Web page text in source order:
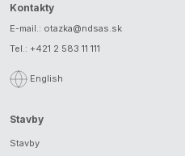
Kontakty
E-mail.: otazka@ndsas.sk
Tel.: +421 2 583 11 111
English
Stavby
Stavby